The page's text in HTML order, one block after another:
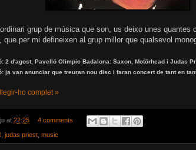
grup de música que son, us deixo unes quantes
que per mi defineixen al grup millor que qualsevol
2 d'agost, Pavelló Olimpic Badalona: Saxon, Motörhead i Judas
ja van anunciar que treuran nou disc i faran concert de tant en
ho complet »
jo at 22:25 4 comments
judas priest music